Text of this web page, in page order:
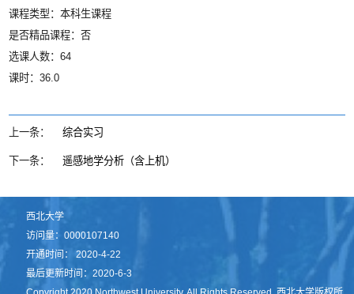
课程类型：本科生课程
是否精品课程：否
选课人数：64
课时：36.0
上一条： 综合实习
下一条： 遥感地学分析（含上机）
西北大学
访问量：0000107140
开通时间：2020-4-22
最后更新时间：2020-6-3